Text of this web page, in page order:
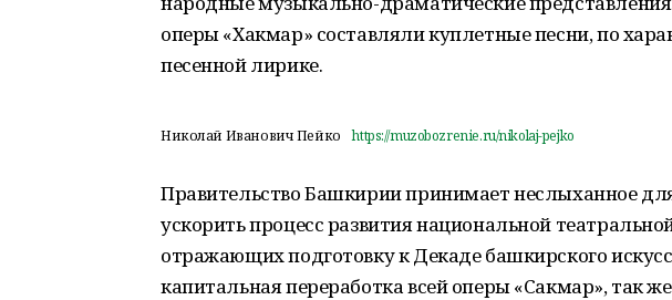
оперы «Хакмар» составляли куплетные песни, по
песенной лирике.
Николай Иванович Пейко https://muzobozrenie.ru/nikolaj-pejko
Правительство Башкирии принимает неслыханное
ускорить процесс развития национальной
отражающих подготовку к Декаде башкирского
капитальная переработка всей оперы «Сакмар», так